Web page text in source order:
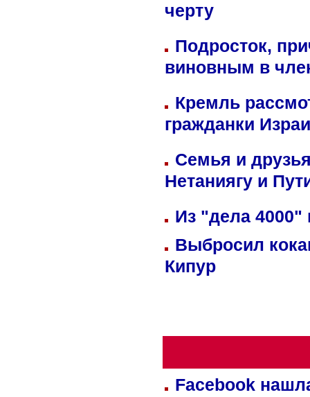
черту
Подросток,
виновным в
Кремль
гражданки
Семья и
Нетаниягу и
Из "дела 4000"
Выбросил
Кипур
Facebook